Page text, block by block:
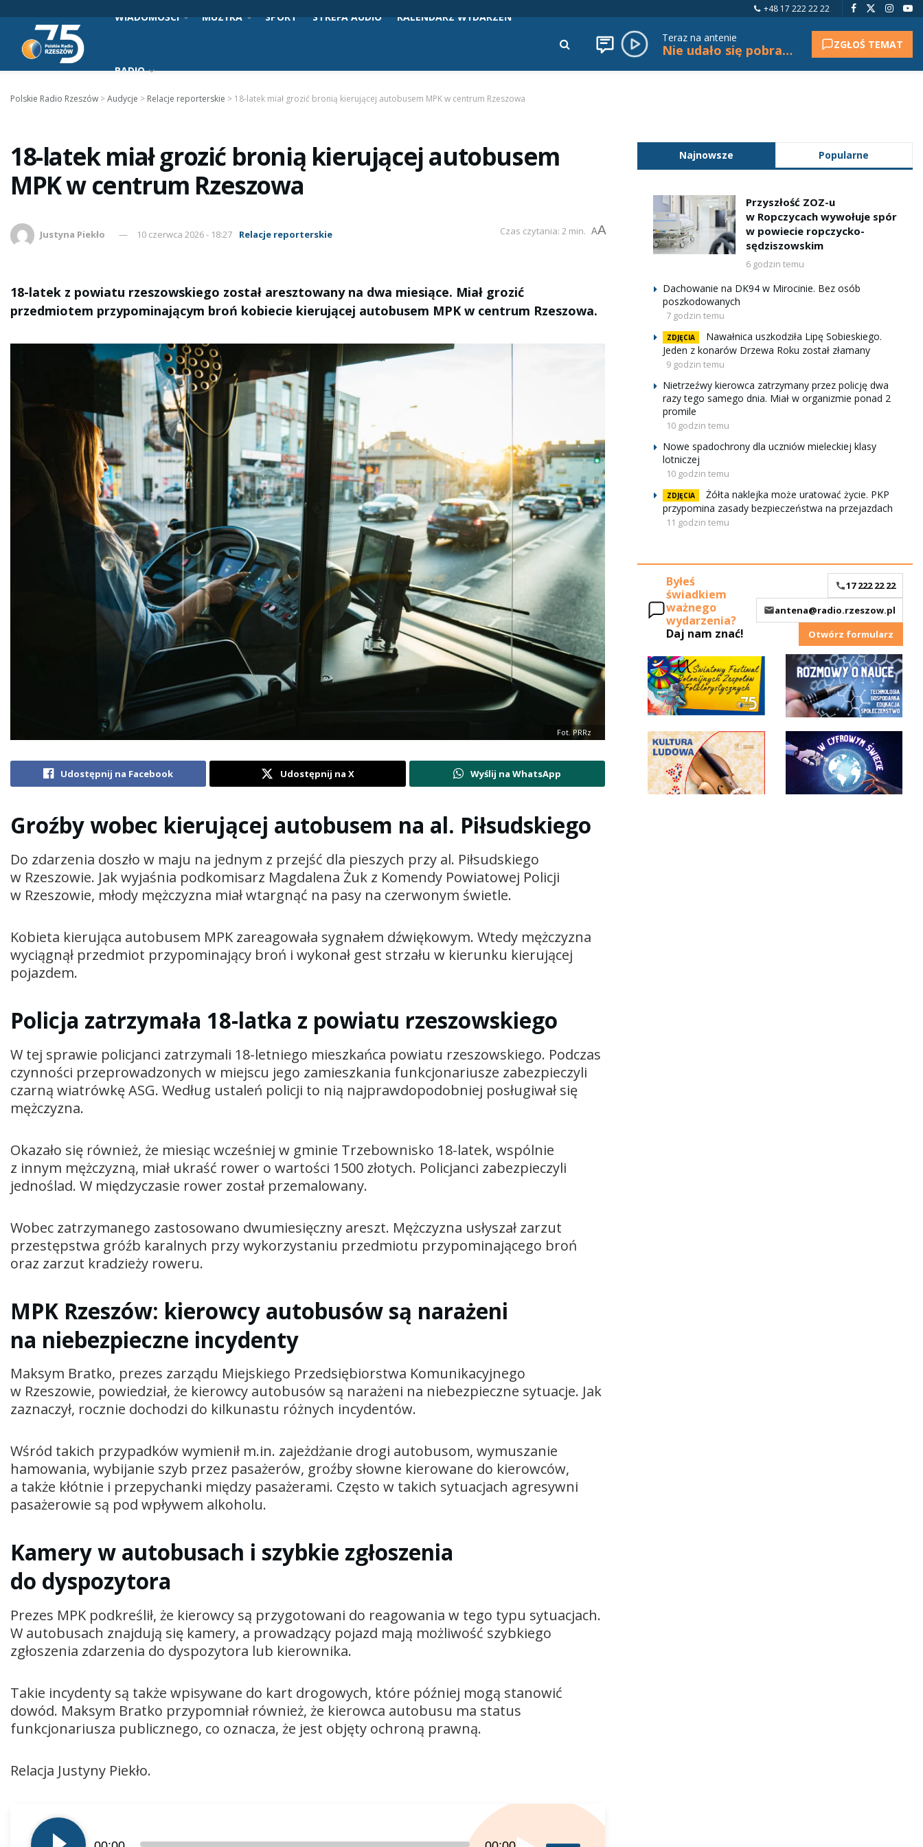
+48 17 222 22 22
WIADOMOŚCI MUZYKA SPORT STREFA AUDIO KALENDARZ WYDARZEŃ
RADIO
Teraz na antenie
Nie udało się pobrać tytułu. ZGŁOŚ TEMAT
Polskie Radio Rzeszów >Audycje > Relacje reporterskie > 18-latek miał grozić bronią kierującej autobusem MPK w centrum Rzeszowa
18-latek miał grozić bronią kierującej autobusem
MPK w centrum Rzeszowa
Justyna Piekło 10 czerwca 2026 - 18:27 Relacje reporterskie Czas czytania: 2 min. AA
18-latek z powiatu rzeszowskiego został aresztowany na dwa miesiące. Miał grozić
przedmiotem przypominającym broń kobiecie kierującej autobusem MPK w centrum Rzeszowa.
Fot. PRRz
Udostępnij na Facebook Udostępnij na X Wyślij na WhatsApp
Groźby wobec kierującej autobusem na al. Piłsudskiego
Do zdarzenia doszło w maju na jednym z przejść dla pieszych przy al. Piłsudskiego
w Rzeszowie. Jak wyjaśnia podkomisarz Magdalena Żuk z Komendy Powiatowej Policji
w Rzeszowie, młody mężczyzna miał wtargnąć na pasy na czerwonym świetle.
Kobieta kierująca autobusem MPK zareagowała sygnałem dźwiękowym. Wtedy mężczyzna
wyciągnął przedmiot przypominający broń i wykonał gest strzału w kierunku kierującej
pojazdem.
Policja zatrzymała 18-latka z powiatu rzeszowskiego
W tej sprawie policjanci zatrzymali 18-letniego mieszkańca powiatu rzeszowskiego. Podczas
czynności przeprowadzonych w miejscu jego zamieszkania funkcjonariusze zabezpieczyli
czarną wiatrówkę ASG. Według ustaleń policji to nią najprawdopodobniej posługiwał się
mężczyzna.
Okazało się również, że miesiąc wcześniej w gminie Trzebownisko 18-latek, wspólnie
z innym mężczyzną, miał ukraść rower o wartości 1500 złotych. Policjanci zabezpieczyli
jednoślad. W międzyczasie rower został przemalowany.
Wobec zatrzymanego zastosowano dwumiesięczny areszt. Mężczyzna usłyszał zarzut
przestępstwa gróźb karalnych przy wykorzystaniu przedmiotu przypominającego broń
oraz zarzut kradzieży roweru.
MPK Rzeszów: kierowcy autobusów są narażeni
na niebezpieczne incydenty
Maksym Bratko, prezes zarządu Miejskiego Przedsiębiorstwa Komunikacyjnego
w Rzeszowie, powiedział, że kierowcy autobusów są narażeni na niebezpieczne sytuacje. Jak
zaznaczył, rocznie dochodzi do kilkunastu różnych incydentów.
Wśród takich przypadków wymienił m.in. zajeżdżanie drogi autobusom, wymuszanie
hamowania, wybijanie szyb przez pasażerów, groźby słowne kierowane do kierowców,
a także kłótnie i przepychanki między pasażerami. Często w takich sytuacjach agresywni
pasażerowie są pod wpływem alkoholu.
Kamery w autobusach i szybkie zgłoszenia
do dyspozytora
Prezes MPK podkreślił, że kierowcy są przygotowani do reagowania w tego typu sytuacjach.
W autobusach znajdują się kamery, a prowadzący pojazd mają możliwość szybkiego
zgłoszenia zdarzenia do dyspozytora lub kierownika.
Takie incydenty są także wpisywane do kart drogowych, które później mogą stanowić
dowód. Maksym Bratko przypomniał również, że kierowca autobusu ma status
funkcjonariusza publicznego, co oznacza, że jest objęty ochroną prawną.
Relacja Justyny Piekło.
plików
Najnowsze Popularne
Przyszłość ZOZ-u
w Ropczycach wywołuje spór
w powiecie ropczycko-
sędziszowskim
6 godzin temu
Dachowanie na DK94 w Mirocinie. Bez osób
poszkodowanych
7 godzin temu
ZDJĘCIA
Nawałnica uszkodziła Lipę Sobieskiego.
Jeden z konarów Drzewa Roku został złamany
9 godzin temu
Nietrzeźwy kierowca zatrzymany przez policję dwa
razy tego samego dnia. Miał w organizmie ponad 2
promile
10 godzin temu
Nowe spadochrony dla uczniów mieleckiej klasy
lotniczej
10 godzin temu
ZDJĘCIA
Żółta naklejka może uratować życie. PKP
przypomina zasady bezpieczeństwa na przejazdach
11 godzin temu
Byłeś
świadkiem
ważnego
wydarzenia?
Daj nam znać!
17 222 22 22
antena@radio.rzeszow.pl
Otwórz formularz